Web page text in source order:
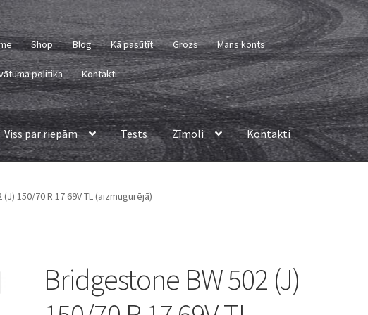
Shop Blog Kā pasūtīt Grozs Mans konts
politika Kontakti
Viss par riepām Tests Zīmoli Kontakti
150/70 R 17 69V TL (aizmugurējā)
Bridgestone BW 502 (J)